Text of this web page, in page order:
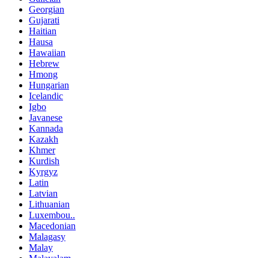
Georgian
Gujarati
Haitian
Hausa
Hawaiian
Hebrew
Hmong
Hungarian
Icelandic
Igbo
Javanese
Kannada
Kazakh
Khmer
Kurdish
Kyrgyz
Latin
Latvian
Lithuanian
Luxembou..
Macedonian
Malagasy
Malay